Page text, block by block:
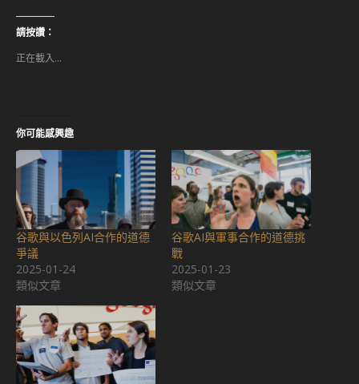
分
享
至
新
請按讚：
正在載入...
你可能感興趣
谷歌與以色列AI合作的道德
爭議
2025-01-24
類似文章
谷歌AI與軍事合作的道德挑
戰
2025-01-23
類似文章